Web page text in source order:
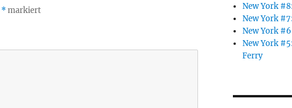
*markiert
New York
New York
New York
New York
Ferry